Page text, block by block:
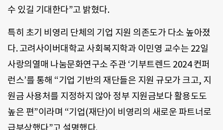
수 있길 기대한다”고 밝혔다.
특히 초기 비영리 단체의 기업 지원 의존도가 다소 높아졌
다. 고려사이버대학교 사회복지학과 이민영 교수는 22일
사랑의열매 나눔문화연구소 주관 ‘기부트렌드 2024 컨퍼
런스’를 통해 “기업 기반의 재단들은 지원 규모가 크고, 지
원금 사용처를 지정하지 않아 정부 지원금보다 활용도도
높은 편”이라며 “기업(재단)이 비영리의 새로운 파트너로